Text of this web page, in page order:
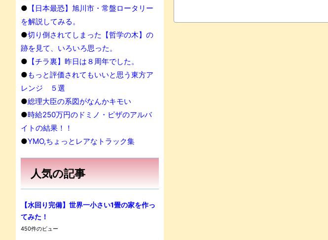
● 【日本最恐】旭川市・常盤ロータリー
を解説してみる。
●切り倒されてしまった【哲学の木】の
跡を見て、いろいろ思った。
● 【チラ裏】昨日は８周年でした。
●もっと評価されてもいいと思う東方ア
レンジ ５選
●総理大臣の系図がなんかキモい
●時給250万円のドミノ・ピザのアルバ
イトの結果！！
●YMO,ちょっとレアなトラック集
人気の記事
【水回り完備】世界一小さい1畳の家を作っ
てみた！
450件のビュー